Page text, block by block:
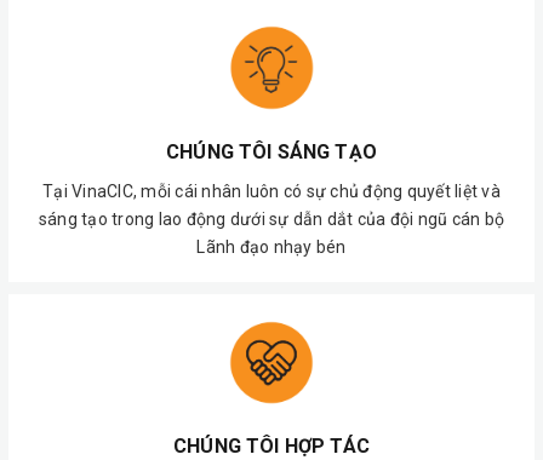
CHÚNG TÔI SÁNG TẠO
Tại VinaCIC, mỗi cái nhân luôn có sự chủ động quyết liệt và
sáng tạo trong lao động dưới sự dẫn dắt của đội ngũ cán bộ
Lãnh đạo nhạy bén
CHÚNG TÔI HỢP TÁC